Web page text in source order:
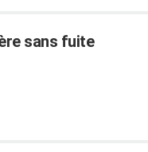
sans fuite